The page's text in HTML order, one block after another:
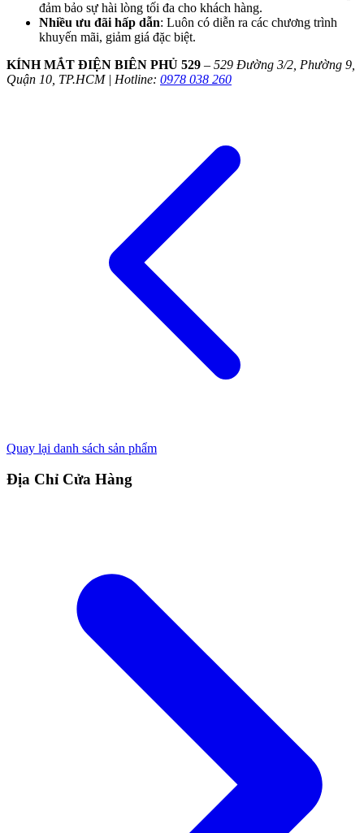
đảm bảo sự hài lòng tối đa cho khách hàng.
Nhiều ưu đãi hấp dẫn: Luôn có diễn ra các chương trình
khuyến mãi, giảm giá đặc biệt.
KÍNH MẮT ĐIỆN BIÊN PHỦ 529 – 529 Đường 3/2, Phường 9,
Quận 10, TP.HCM | Hotline: 0978 038 260
Quay lại danh sách sản phẩm
Địa Chỉ Cửa Hàng